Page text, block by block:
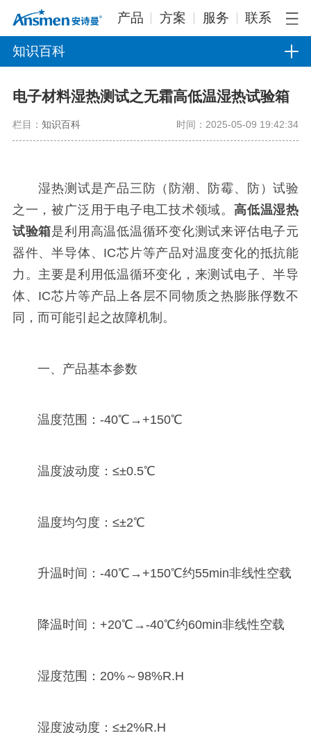
产品 方案 服务 联系
知识百科
电子材料湿热测试之无霜高低温湿热试验箱
栏目： 知识百科 时间：2025-05-09 19:42:34
湿热测试是产品三防（防潮、防霉、防）试验
之一，被广泛用于电子电工技术领域。高低温湿热
试验箱是利用高温低温循环变化测试来评估电子元
器件、半导体、IC芯片等产品对温度变化的抵抗能
力。主要是利用低温循环变化，来测试电子、半导
体、IC芯片等产品上各层不同物质之热膨胀俘数不
同，而可能引起之故障机制。
一、产品基本参数
温度范围：-40℃→+150℃
温度波动度：≤±0.5℃
温度均匀度：≤±2℃
升温时间：-40℃→+150℃约55min非线性空载
降温时间：+20℃→-40℃约60min非线性空载
湿度范围：20%～98%R.H
湿度波动度：≤±2%R.H